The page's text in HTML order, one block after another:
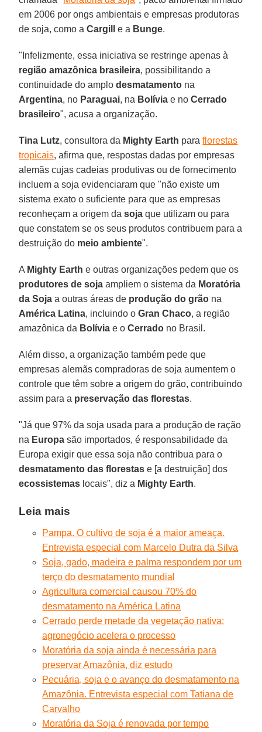
em 2006 por ongs ambientais e empresas produtoras
de soja, como aCargill e a Bunge.
"Infelizmente, essa iniciativa se restringe apenas à
região amazônica brasileira, possibilitando a
continuidade do amplodesmatamento na
Argentina, no Paraguai, na Bolívia e noCerrado
brasileiro", acusa a organização.
Tina Lutz, consultora da Mighty Earth paraflorestas
tropicais, afirma que, respostas dadas por empresas
alemãs cujas cadeias produtivas ou de fornecimento
incluem a soja evidenciaram que "não existe um
sistema exato o suficiente para que as empresas
reconheçam a origem dasoja que utilizam ou para
que constatem se os seus produtos contribuem para a
destruição do meio ambiente".
A Mighty Earth e outras organizações pedem que os
produtores de soja ampliem o sistema da Moratória
da Soja a outras áreas de produção do grão na
América Latina, incluindo oGran Chaco, a região
amazônica da Bolívia e oCerrado no Brasil.
Além disso, a organização também pede que
empresas alemãs compradoras de soja aumentem o
controle que têm sobre a origem do grão, contribuindo
assim para a preservação das florestas.
"Já que 97% da soja usada para a produção de ração
na Europa são importados, é responsabilidade da
Europa exigir que essa soja não contribua para o
desmatamento das florestas e [a destruição] dos
ecossistemas locais", diz a Mighty Earth.
Leia mais
Pampa. O cultivo de soja é a maior ameaça.
Entrevista especial com Marcelo Dutra da Silva
Soja, gado, madeira e palma respondem por um
terço do desmatamento mundial
Agricultura comercial causou 70% do
desmatamento na América Latina
Cerrado perde metade da vegetação nativa;
agronegócio acelera o processo
Moratória da soja ainda é necessária para
preservar Amazônia, diz estudo
Pecuária, soja e o avanço do desmatamento na
Amazônia. Entrevista especial com Tatiana de
Carvalho
Moratória da Soja é renovada por tempo